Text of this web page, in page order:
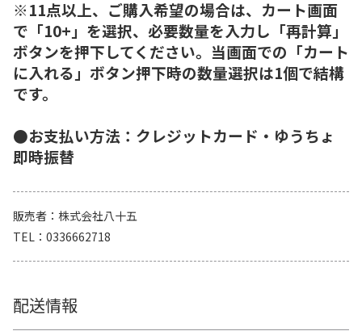
※11点以上、ご購入希望の場合は、カート画面
で「10+」を選択、必要数量を入力し「再計算」
ボタンを押下してください。当画面での「カート
に入れる」ボタン押下時の数量選択は1個で結構
です。
●お支払い方法：クレジットカード・ゆうちょ
即時振替
販売者
株式会社八十五
TEL
0336662718
配送情報